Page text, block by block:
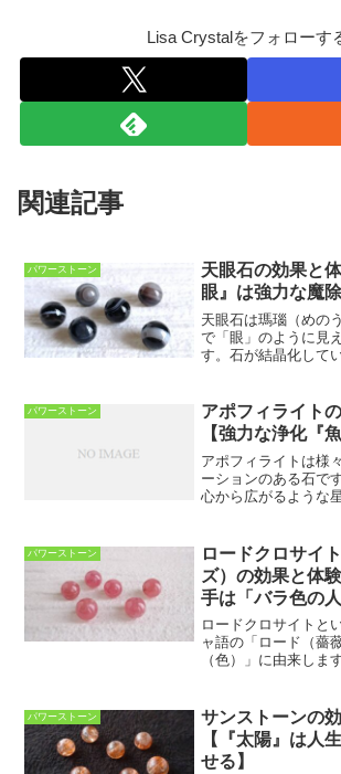
Lisa Crystalをフォローす
関連記事
パワーストーン
天眼石の効果と
眼』は強力な魔
天眼石は瑪瑙（めの
で「眼」のように見
す。石が結晶化して
るため、層状に結晶
ます。それを丸みを
パワーストーン
アポフィライト
【強力な浄化『
アポフィライトは様
ーションのある石で
心から広がるような
ています。硬度が低
ジュエリー加工され
パワーストーン
ロードクロサイ
ズ）の効果と体
手は「バラ色の
ロードクロサイトと
ャ語の「ロード（薔
（色）」に由来しま
人生」を象徴してい
ンカローズという通
パワーストーン
サンストーンの
【『太陽』は人
せる】